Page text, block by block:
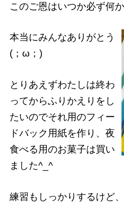
このご恩はいつか必ず何
本当にみんなありがとう
(；ω；)
とりあえずわたしは終わ
ってからふりかえりをし
たいのでそれ用のフィー
ドバック用紙を作り、夜
食べる用のお菓子は買い
ました^_^
練習もしっかりするけど